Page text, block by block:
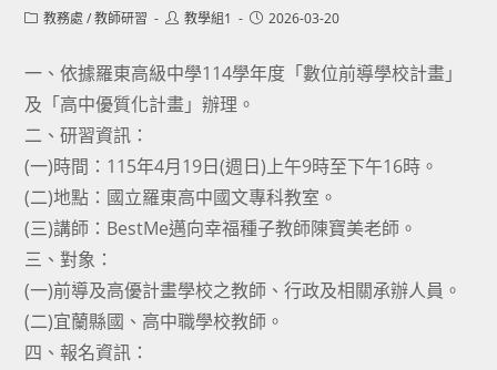
Post教務處 / 教師研習
Post教學組1
Post2026-03-20
一、依據羅東高級中學114學年度「數位前導學校計畫」
及「高中優質化計畫」辦理。
二、研習資訊：
(一)時間：115年4月19日(週日)上午9時至下午16時。
(二)地點：國立羅東高中國文專科教室。
(三)講師：BestMe邁向幸福種子教師陳寶美老師。
三、對象：
(一)前導及高優計畫學校之教師、行政及相關承辦人員。
(二)宜蘭縣國、高中職學校教師。
四、報名資訊：